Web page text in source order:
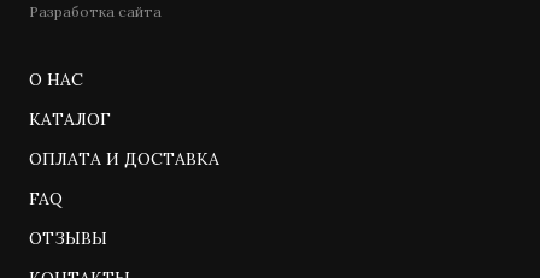
Разработка сайта
О НАС
КАТАЛОГ
ОПЛАТА И ДОСТАВКА
FAQ
ОТЗЫВЫ